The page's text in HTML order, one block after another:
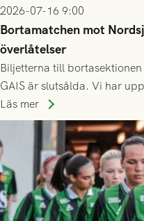
2026-07-16 9:00
Bortamatchen mot
överlåtelser
Biljetterna till
GAIS är slutsålda. Vi har
ännu inte har någon biljett
inte själv överlåta din biljett
Läs mer